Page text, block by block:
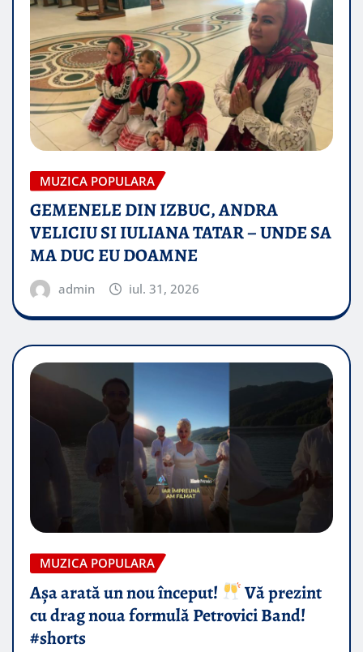
MUZICA POPULARA
GEMENELE DIN IZBUC, ANDRA
VELICIU SI IULIANA TATAR – UNDE SA
MA DUC EU DOAMNE
admin iul. 31, 2026
MUZICA POPULARA
Așa arată un nou început!
Vă prezint
cu drag noua formulă Petrovici Band!
#shorts